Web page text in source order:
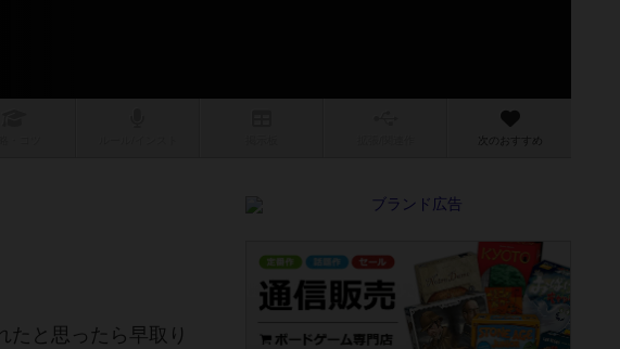
次のおすすめ
たと思ったら早取り